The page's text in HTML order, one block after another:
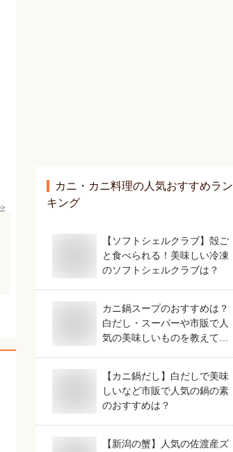
カニ・カニ料理の人気おすすめラン
キング
【ソフトシェルクラブ】殻ご
と食べられる！美味しい冷凍
のソフトシェルクラブは？
カニ鍋スープのおすすめは？
白だし・スーパーや市販で人
気の美味しいものを教えてく
【カニ鍋だし】白だしで美味
しいなど市販で人気の鍋の素
のおすすめは？
【新潟の蟹】人気の佐渡産ズ